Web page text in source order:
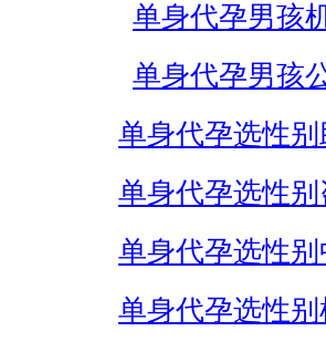
单身代孕男孩
单身代孕男孩
单身代孕选性别
单身代孕选性别
单身代孕选性别
单身代孕选性别